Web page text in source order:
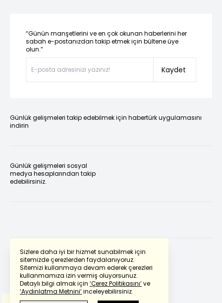
Sizlere daha iyi bir hizmet sunabilmek için
sitemizde çerezlerden faydalanıyoruz.
Sitemizi kullanmaya devam ederek çerezleri
kullanmamıza izin vermiş oluyorsunuz.
Detaylı bilgi almak için ‘Çerez Politikasını’ve
‘Aydınlatma Metnini’inceleyebilirsiniz.
“Günün manşetlerini ve en çok okunan haberlerini her
sabah e-postanızdan takip etmek için bültene üye
olun.”
Kaydet
Günlük gelişmeleri takip edebilmek için habertürk uygulamasını
indirin
Günlük gelişmeleri sosyal
medya hesaplarından takip
edebilirsiniz.
Powered by Translate
Bu çevirideGoogle Transletekullanılmıştır.